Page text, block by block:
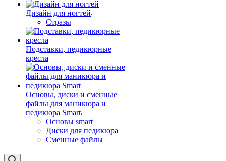
Дизайн для ногтей
Стразы
Подставки, педикюрные
кресла
Основы, диски и сменные
файлы для маникюра и
педикюра Smart
Основы smart
Диски для педикюра
Сменные файлы